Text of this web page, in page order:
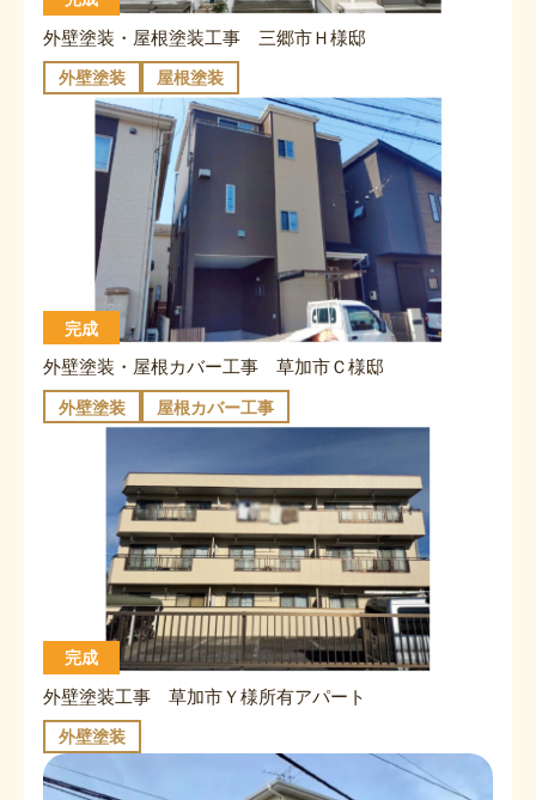
外壁塗装・屋根塗装工事 三郷市Ｈ様邸
外壁塗装 屋根塗装
完成
外壁塗装・屋根カバー工事 草加市Ｃ様邸
外壁塗装 屋根カバー工事
完成
外壁塗装工事 草加市Ｙ様所有アパート
外壁塗装